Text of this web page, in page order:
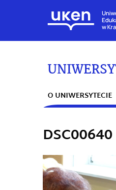
w
O UNIWERSYTECIE
DSC00640